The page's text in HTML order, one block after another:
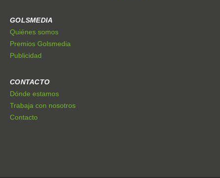
GOLSMEDIA
Quiénes somos
Premios Golsmedia
Publicidad
CONTACTO
Dónde estamos
Trabaja con nosotros
Contacto